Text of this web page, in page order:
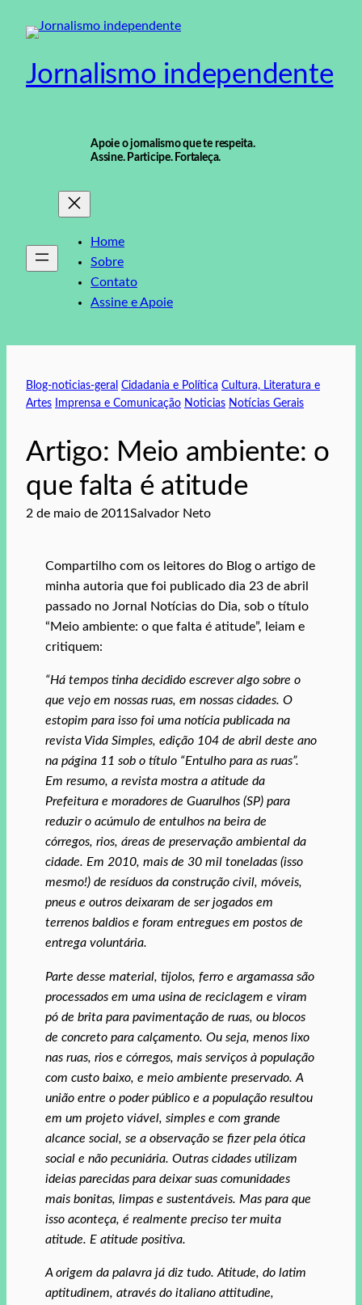
para
conteúdo
Jornalismo independente
Apoie o jornalismo que te respeita.
Assine. Participe. Fortaleça.
Home
Sobre
Contato
Assine e Apoie
Blog-noticias-geral Cidadania e Política Cultura, Literatura e
Artes
Imprensa e Comunicação Noticias Notícias Gerais
Artigo: Meio ambiente: o
que falta é atitude
2 de maio de 2011 Salvador Neto
Compartilho com os leitores do Blog o artigo de
minha autoria que foi publicado dia 23 de abril
passado no Jornal Notícias do Dia, sob o título
“Meio ambiente: o que falta é atitude”, leiam e
critiquem:
“Há tempos tinha decidido escrever algo sobre o
que vejo em nossas ruas, em nossas cidades. O
estopim para isso foi uma notícia publicada na
revista Vida Simples, edição 104 de abril deste ano
na página 11 sob o título “Entulho para as ruas”.
Em resumo, a revista mostra a atitude da
Prefeitura e moradores de Guarulhos (SP) para
reduzir o acúmulo de entulhos na beira de
córregos, rios, áreas de preservação ambiental da
cidade. Em 2010, mais de 30 mil toneladas (isso
mesmo!) de resíduos da construção civil, móveis,
pneus e outros deixaram de ser jogados em
terrenos baldios e foram entregues em postos de
entrega voluntária.
Parte desse material, tijolos, ferro e argamassa são
processados em uma usina de reciclagem e viram
pó de brita para pavimentação de ruas, ou blocos
de concreto para calçamento. Ou seja, menos lixo
nas ruas, rios e córregos, mais serviços à população
com custo baixo, e meio ambiente preservado. A
união entre o poder público e a população resultou
em um projeto viável, simples e com grande
alcance social, se a observação se fizer pela ótica
social e não pecuniária. Outras cidades utilizam
ideias parecidas para deixar suas comunidades
mais bonitas, limpas e sustentáveis. Mas para que
isso aconteça, é realmente preciso ter muita
atitude. E atitude positiva.
A origem da palavra já diz tudo. Atitude, do latim
aptitudinem, através do italiano attitudine,